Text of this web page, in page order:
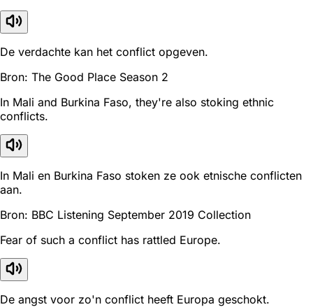
De verdachte kan het conflict opgeven.
Bron: The Good Place Season 2
In Mali and Burkina Faso, they're also stoking ethnic
conflicts.
In Mali en Burkina Faso stoken ze ook etnische conflicten
aan.
Bron: BBC Listening September 2019 Collection
Fear of such a conflict has rattled Europe.
De angst voor zo'n conflict heeft Europa geschokt.